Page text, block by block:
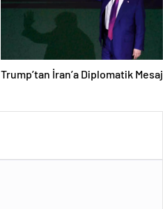
Trump’tan İran’a Diplomatik Mesaj